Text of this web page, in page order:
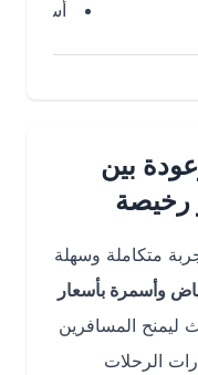
أسعار أقل
بين
وسهلة
بأسعار
المسافرين